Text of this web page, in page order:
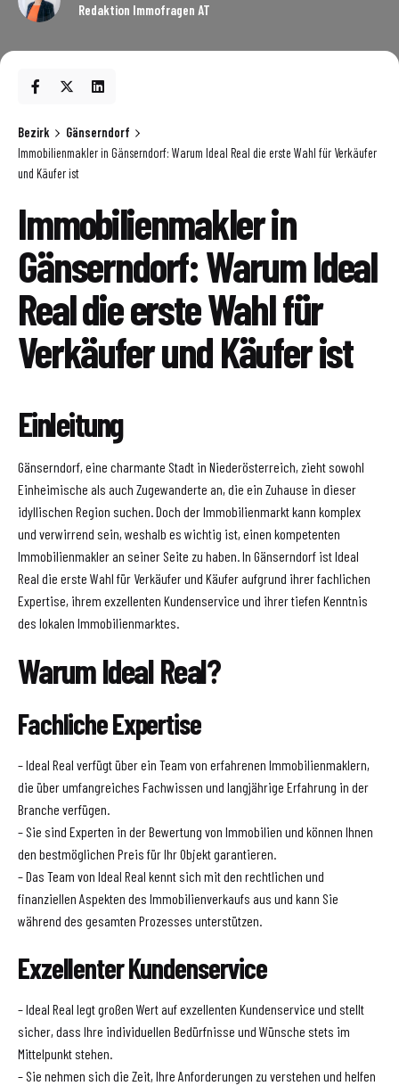
Redaktion Immofragen AT
Bezirk
Gänserndorf
Immobilienmakler in Gänserndorf: Warum Ideal Real die erste Wahl für Verkäufer
und Käufer ist
Immobilienmakler in
Gänserndorf: Warum Ideal
Real die erste Wahl für
Verkäufer und Käufer ist
Einleitung
Gänserndorf, eine charmante Stadt in Niederösterreich, zieht sowohl
Einheimische als auch Zugewanderte an, die ein Zuhause in dieser
idyllischen Region suchen. Doch der Immobilienmarkt kann komplex
und verwirrend sein, weshalb es wichtig ist, einen kompetenten
Immobilienmakler an seiner Seite zu haben. In Gänserndorf ist Ideal
Real die erste Wahl für Verkäufer und Käufer aufgrund ihrer fachlichen
Expertise, ihrem exzellenten Kundenservice und ihrer tiefen Kenntnis
des lokalen Immobilienmarktes.
Warum Ideal Real?
Fachliche Expertise
– Ideal Real verfügt über ein Team von erfahrenen Immobilienmaklern,
die über umfangreiches Fachwissen und langjährige Erfahrung in der
Branche verfügen.
– Sie sind Experten in der Bewertung von Immobilien und können Ihnen
den bestmöglichen Preis für Ihr Objekt garantieren.
– Das Team von Ideal Real kennt sich mit den rechtlichen und
finanziellen Aspekten des Immobilienverkaufs aus und kann Sie
während des gesamten Prozesses unterstützen.
Exzellenter Kundenservice
– Ideal Real legt großen Wert auf exzellenten Kundenservice und stellt
sicher, dass Ihre individuellen Bedürfnisse und Wünsche stets im
Mittelpunkt stehen.
– Sie nehmen sich die Zeit, Ihre Anforderungen zu verstehen und helfen